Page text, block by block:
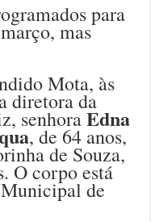
para
mas
Mota, às
diretora da
senhoraEdna
, de 64 anos,
de Souza,
O corpo está
de